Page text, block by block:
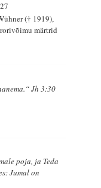
(† 1919),
märtrid
Jh 3:30
poja, ja Teda
Jumal on